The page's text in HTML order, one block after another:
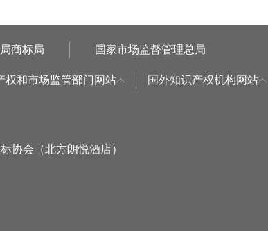
商标局 国家市场监督管理总局
权和市场监管部门网站 国外知识产权机构网站
协会（北方朗悦酒店）